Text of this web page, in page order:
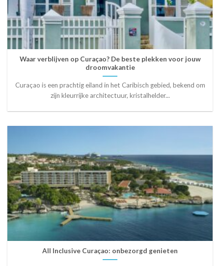
Waar verblijven op Curaçao? De beste plekken voor jouw
droomvakantie
Curaçao is een prachtig eiland in het Caribisch gebied, bekend om
zijn kleurrijke architectuur, kristalhelder...
All Inclusive Curaçao: onbezorgd genieten